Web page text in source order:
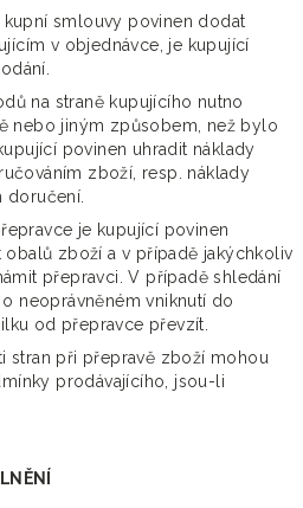
smlouvy povinen dodat
v objednávce, je kupující
na straně kupujícího nutno
nebo jiným způsobem, než bylo
povinen uhradit náklady
zboží, resp. náklady
doručení.
je kupující povinen
zboží a v případě jakýchkoliv
přepravci. V případě shledání
neoprávněném vniknutí do
od přepravce převzít.
stran při přepravě zboží mohou
prodávajícího, jsou-li